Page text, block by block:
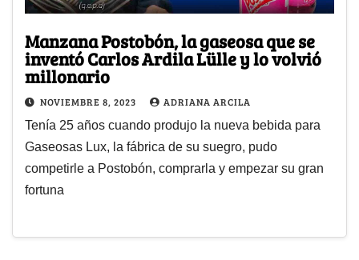
Manzana Postobón, la gaseosa que se
inventó Carlos Ardila Lülle y lo volvió
millonario
NOVIEMBRE 8, 2023 ADRIANA ARCILA
Tenía 25 años cuando produjo la nueva bebida para
Gaseosas Lux, la fábrica de su suegro, pudo
competirle a Postobón, comprarla y empezar su gran
fortuna